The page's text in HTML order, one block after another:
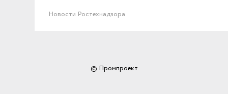
Новости Ростехнадзора
© Промпроект